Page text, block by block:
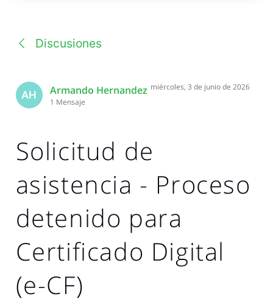
Discusiones
AH Armando Hernandez
1 Mensaje
miércoles, 3 de junio de 2026
Solicitud de
asistencia - Proceso
detenido para
Certificado Digital
(e-CF)